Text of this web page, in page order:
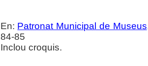
En: Patronat Municipal de Museus
84-85
Inclou croquis.